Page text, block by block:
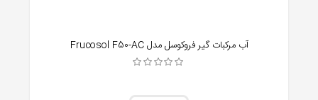
آب مرکبات گیر فروکوسل مدل Frucosol F50-AC